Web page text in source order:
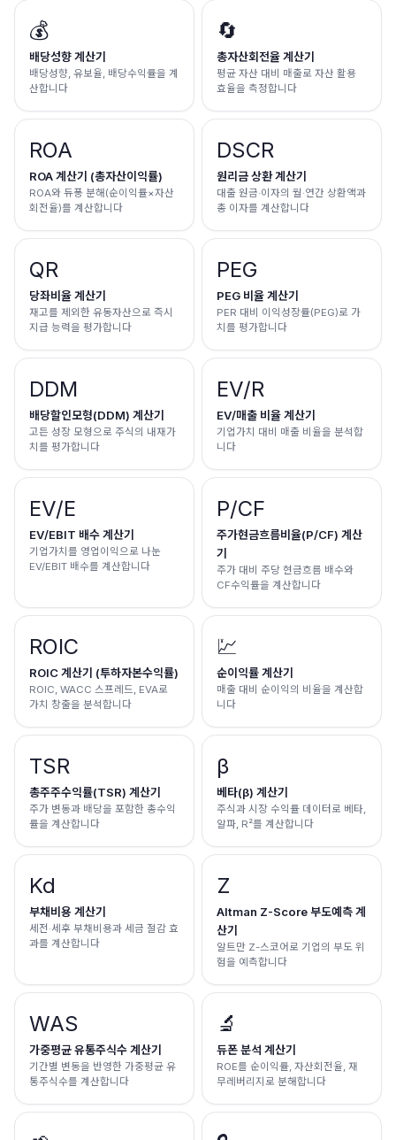
💰
배당성향 계산기
배당성향, 유보율, 배당수익률을 계
산합니다
🔄
총자산회전율 계산기
평균 자산 대비 매출로 자산 활용
효율을 측정합니다
ROA
ROA 계산기 (총자산이익률)
ROA와 듀퐁 분해(순이익률×자산
회전율)를 계산합니다
DSCR
원리금 상환 계산기
대출 원금·이자의 월·연간 상환액과
총 이자를 계산합니다
QR
당좌비율 계산기
재고를 제외한 유동자산으로 즉시
지급 능력을 평가합니다
PEG
PEG 비율 계산기
PER 대비 이익성장률(PEG)로 가
치를 평가합니다
DDM
배당할인모형(DDM) 계산기
고든 성장 모형으로 주식의 내재가
치를 평가합니다
EV/R
EV/매출 비율 계산기
기업가치 대비 매출 비율을 분석합
니다
EV/E
EV/EBIT 배수 계산기
기업가치를 영업이익으로 나눈
EV/EBIT 배수를 계산합니다
P/CF
주가현금흐름비율(P/CF) 계산
기
주가 대비 주당 현금흐름 배수와
CF수익률을 계산합니다
ROIC
ROIC 계산기 (투하자본수익률)
ROIC, WACC 스프레드, EVA로
가치 창출을 분석합니다
💹
순이익률 계산기
매출 대비 순이익의 비율을 계산합
니다
TSR
총주주수익률(TSR) 계산기
주가 변동과 배당을 포함한 총수익
률을 계산합니다
β
베타(β) 계산기
주식과 시장 수익률 데이터로 베타,
알파, R²를 계산합니다
Kd
부채비용 계산기
세전·세후 부채비용과 세금 절감 효
과를 계산합니다
Z
Altman Z-Score 부도예측 계
산기
알트만 Z-스코어로 기업의 부도 위
험을 예측합니다
WAS
가중평균 유통주식수 계산기
기간별 변동을 반영한 가중평균 유
통주식수를 계산합니다
🔬
듀폰 분석 계산기
ROE를 순이익률, 자산회전율, 재
무레버리지로 분해합니다